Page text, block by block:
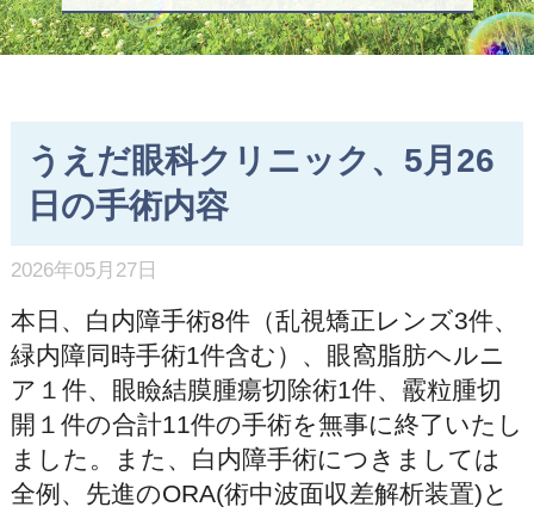
うえだ眼科クリニック、5月26
日の手術内容
2026年05月27日
本日、白内障手術8件（乱視矯正レンズ3件、
緑内障同時手術1件含む）、眼窩脂肪ヘルニ
ア１件、眼瞼結膜腫瘍切除術1件、霰粒腫切
開１件の合計11件の手術を無事に終了いたし
ました。また、白内障手術につきましては
全例、先進のORA(術中波面収差解析装置)と